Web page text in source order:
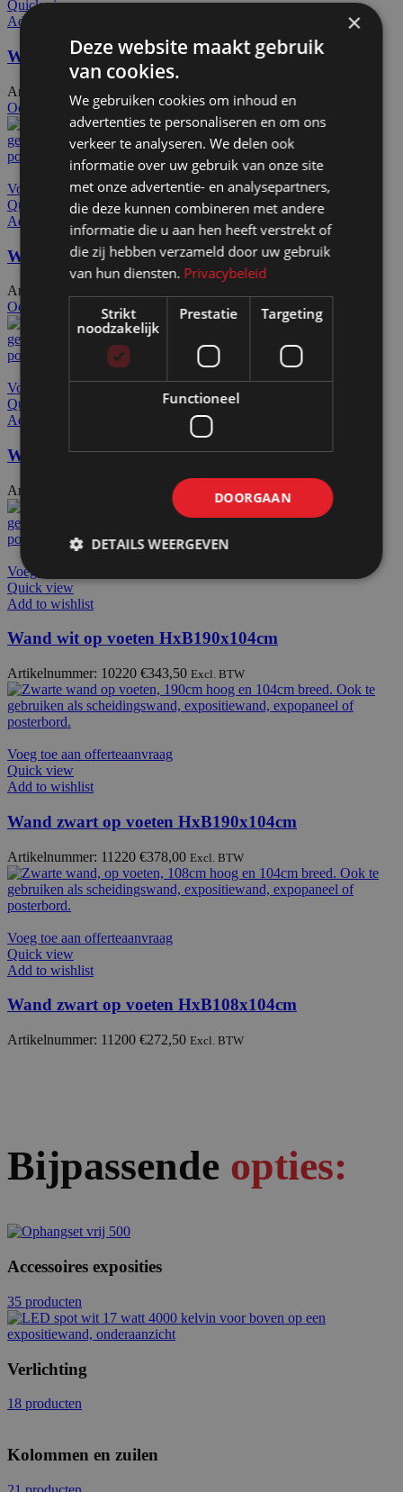
Quick view
Add to wishlist
Wand zwart op wielen HxB115x145cm
Artikelnummer: 11101 355,50
Ook te huur
Voeg toe aan offerteaanvraag
Quick view
Add to wishlist
Wand zwart op wielen HxB156x104cm
Artikelnummer: 11110
Ook te huur
Voeg toe aan offerteaanvraag
Quick view
Add to wishlist
Wand zwart op wielen HxB156x145cm
Artikelnummer: 11111 411,50 Excl. BTW
Voeg toe aan offerteaanvraag
Quick view
Add to wishlist
Wand wit op voeten HxB190x104cm
Artikelnummer: 10220 €343,50 Excl. BTW
Voeg toe aan offerteaanvraag
Quick view
Add to wishlist
Wand zwart op voeten HxB190x104cm
Artikelnummer: 11220 €378,00 Excl. BTW
Voeg toe aan offerteaanvraag
Quick view
Add to wishlist
Wand zwart op voeten HxB108x104cm
Artikelnummer: 11200 €272,50 Excl. BTW
Bijpassende opties:
Accessoires exposities
35 producten
Verlichting
18 producten
Kolommen en zuilen
×
Deze website maakt gebruik
van cookies.
We gebruiken cookies om inhoud en
advertenties te personaliseren en om ons
verkeer te analyseren. We delen ook
informatie over uw gebruik van onze site
met onze advertentie- en analysepartners,
die deze kunnen combineren met andere
informatie die u aan hen heeft verstrekt of
die zij hebben verzameld door uw gebruik
van hun diensten. Privacybeleid
Strikt
noodzakelijk
Prestatie Targeting
Functioneel
DOORGAAN
DETAILS WEERGEVEN